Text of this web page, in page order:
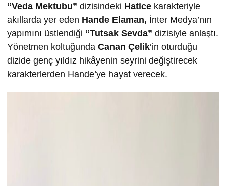
“Veda Mektubu” dizisindeki Hatice karakteriyle
akıllarda yer eden Hande Elaman, İnter Medya’nın
yapımını üstlendiği “Tutsak Sevda” dizisiyle anlaştı.
Yönetmen koltuğunda Canan Çelik‘in oturduğu
dizide genç yıldız hikâyenin seyrini değiştirecek
karakterlerden Hande’ye hayat verecek.